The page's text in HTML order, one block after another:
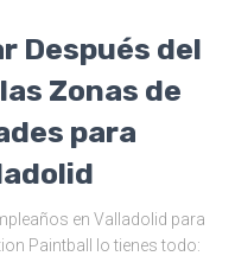
Después del
Zonas de
para
en Valladolid para
Paintball lo tienes todo: